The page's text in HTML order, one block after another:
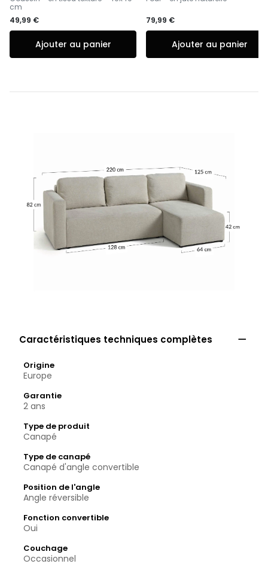
cm
49,99 €
Ajouter au panier
79,99 €
Ajouter au panier
Caractéristiques techniques complètes 
Origine
Europe
Garantie
2 ans
Type de produit
Canapé
Type de canapé
Canapé d'angle convertible
Position de l'angle
Angle réversible
Fonction convertible
Oui
Couchage
Occasionnel